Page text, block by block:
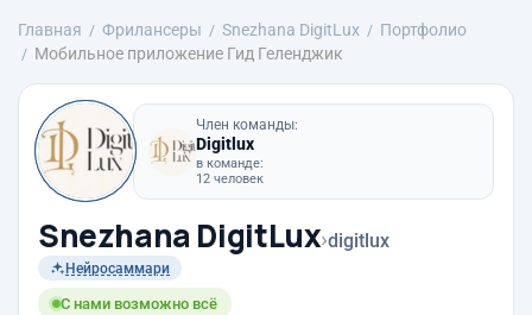
Главная Фрилансеры Snezhana DigitLux
Портфолио
Мобильное приложение Гид Геленджик
Член команды:
Digitlux
в команде:
12 человек
Snezhana DigitLux›digitlux
Нейросаммари
С нами возможно всё